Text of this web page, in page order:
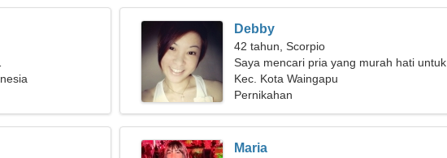
Debby
42 tahun, Scorpio
Saya mencari pria yang murah hati untuk
menari bersama
Kec. Kota Waingapu
Pernikahan
Maria